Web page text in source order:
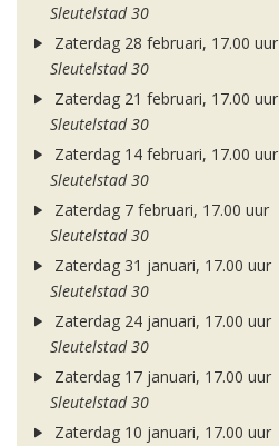
Sleutelstad 30
Zaterdag 28 februari, 17.00 uur
Sleutelstad 30
Zaterdag 21 februari, 17.00 uur
Sleutelstad 30
Zaterdag 14 februari, 17.00 uur
Sleutelstad 30
Zaterdag 7 februari, 17.00 uur
Sleutelstad 30
Zaterdag 31 januari, 17.00 uur
Sleutelstad 30
Zaterdag 24 januari, 17.00 uur
Sleutelstad 30
Zaterdag 17 januari, 17.00 uur
Sleutelstad 30
Zaterdag 10 januari, 17.00 uur